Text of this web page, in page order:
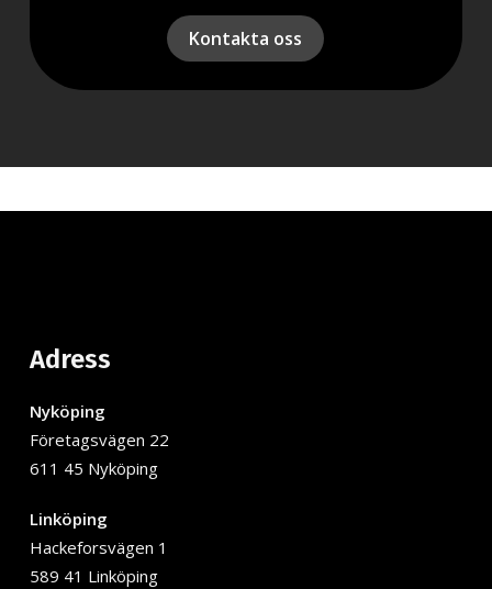
Kontakta oss
Adress
Nyköping
Företagsvägen 22
611 45 Nyköping
Linköping
Hackeforsvägen 1
589 41 Linköping